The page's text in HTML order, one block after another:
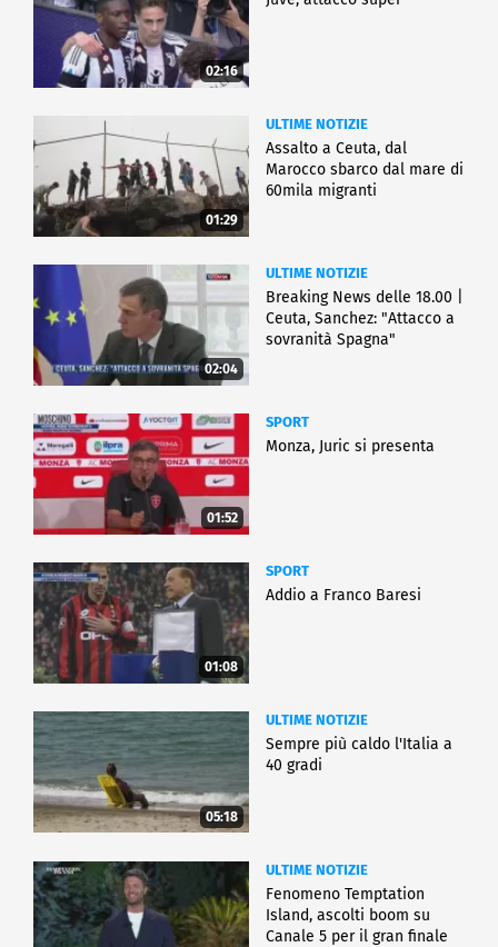
02:16
01:29
ULTIME NOTIZIE
Assalto a Ceuta, dal
Marocco sbarco dal mare di
60mila migranti
02:04
ULTIME NOTIZIE
Breaking News delle 18.00 |
Ceuta, Sanchez: "Attacco a
sovranità Spagna"
01:52
SPORT
Monza, Juric si presenta
01:08
SPORT
Addio a Franco Baresi
05:18
ULTIME NOTIZIE
Sempre più caldo l'Italia a
40 gradi
ULTIME NOTIZIE
Fenomeno Temptation
Island, ascolti boom su
Canale 5 per il gran finale